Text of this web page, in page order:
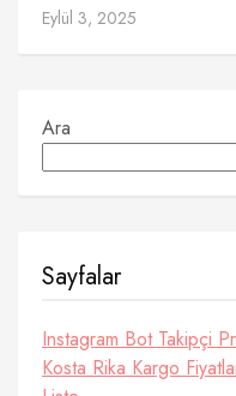
Eylül 3, 2025
Ara
Sayfalar
Instagram Bot Takipçi
Kosta Rika Kargo